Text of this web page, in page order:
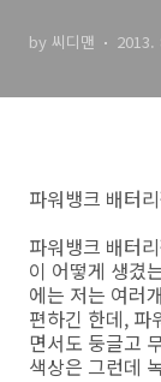
by 씨디맨 2013.
파워뱅크 배터
파워뱅크 배터
이 어떻게 생겼
에는 저는 여러
편하긴 한데,
면서도 둥글고
색상은 그런데